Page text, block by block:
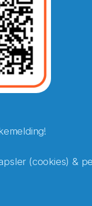
(cookies) &